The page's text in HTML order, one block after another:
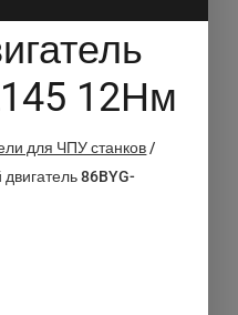
12Нм
для ЧПУ станков/
86BYG-